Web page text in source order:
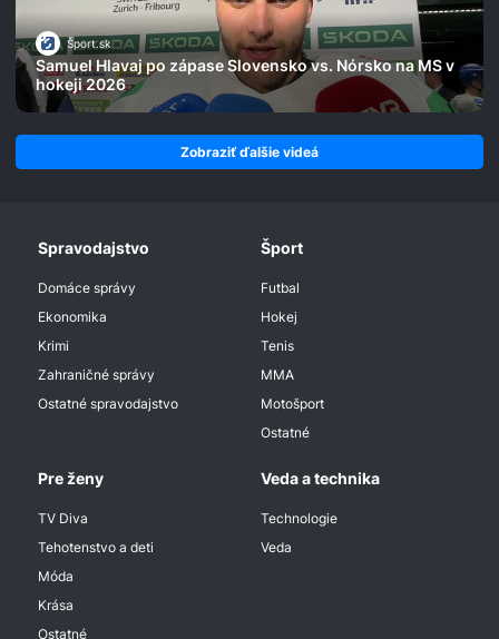
Šport.sk
Samuel Hlavaj po zápase Slovensko vs. Nórsko na MS v
hokeji 2026
Zobraziť ďalšie videá
Spravodajstvo
Domáce správy
Ekonomika
Krimi
Zahraničné správy
Ostatné spravodajstvo
Šport
Futbal
Hokej
Tenis
MMA
Motošport
Ostatné
Pre ženy
TV Diva
Tehotenstvo a deti
Móda
Krása
Ostatné
Veda a technika
Technologie
Veda